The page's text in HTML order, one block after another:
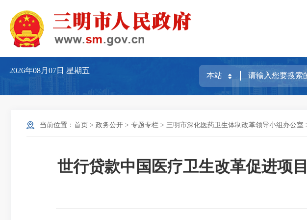
2026年08月07日星期五
当前位置： 首页 > 政务公开 > 专题专栏 > 三明市深化医药卫生体制改革领导小组办公室
世行贷款中国医疗卫生改革促进项